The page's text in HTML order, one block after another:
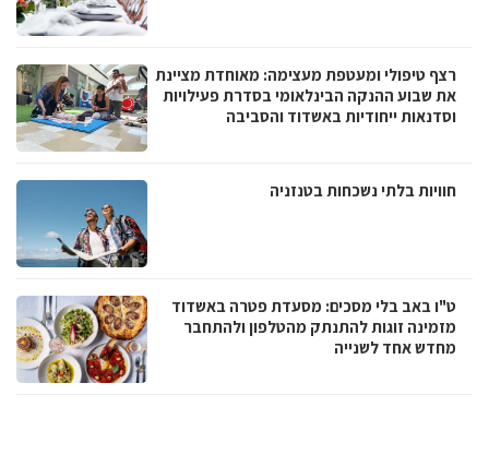
רצף טיפולי ומעטפת מעצימה: מאוחדת מציינת
את שבוע ההנקה הבינלאומי בסדרת פעילויות
וסדנאות ייחודיות באשדוד והסביבה
חוויות בלתי נשכחות בטנזניה
ט"ו באב בלי מסכים: מסעדת פטרה באשדוד
מזמינה זוגות להתנתק מהטלפון ולהתחבר
מחדש אחד לשנייה